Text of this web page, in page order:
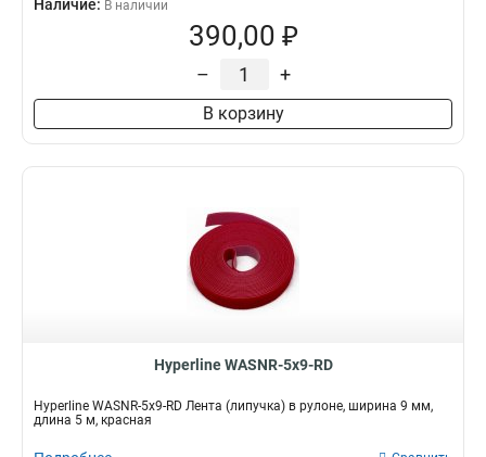
Наличие: В наличии
390,00 ₽
– +
В корзину
Hyperline WASNR-5x9-RD
Hyperline WASNR-5x9-RD Лента (липучка) в рулоне, ширина 9 мм,
длина 5 м, красная